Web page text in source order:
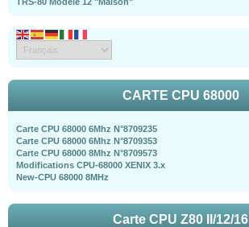
CARTE CPU 68000
Carte CPU 68000 6Mhz N°8709235
Carte CPU 68000 6Mhz N°8709353
Carte CPU 68000 8Mhz N°8709573
Modifications CPU-68000 XENIX 3.x
New-CPU 68000 8MHz
Carte CPU Z80 II/12/16